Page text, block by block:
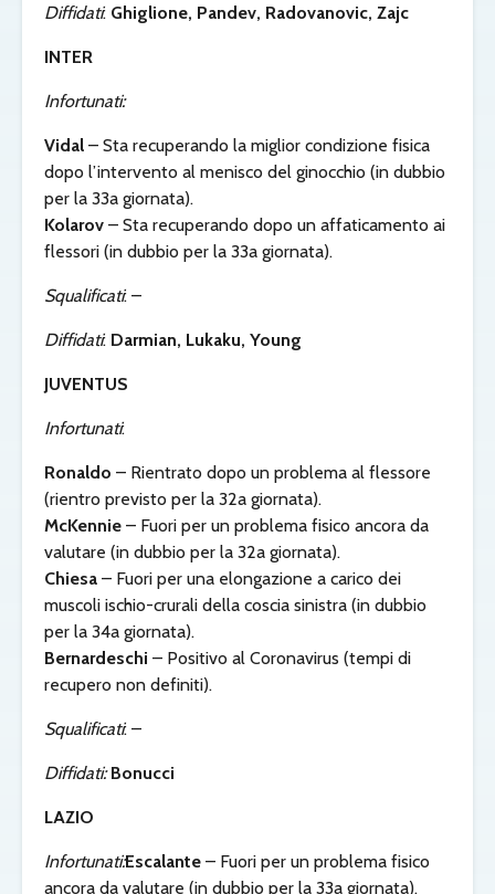
Diffidati: Ghiglione, Pandev, Radovanovic, Zajc
INTER
Infortunati:
Vidal – Sta recuperando la miglior condizione fisica
dopo l’intervento al menisco del ginocchio (in dubbio
per la 33a giornata).
Kolarov – Sta recuperando dopo un affaticamento ai
flessori (in dubbio per la 33a giornata).
Squalificati: –
Diffidati: Darmian, Lukaku, Young
JUVENTUS
Infortunati:
Ronaldo – Rientrato dopo un problema al flessore
(rientro previsto per la 32a giornata).
McKennie – Fuori per un problema fisico ancora da
valutare (in dubbio per la 32a giornata).
Chiesa – Fuori per una elongazione a carico dei
muscoli ischio-crurali della coscia sinistra (in dubbio
per la 34a giornata).
Bernardeschi – Positivo al Coronavirus (tempi di
recupero non definiti).
Squalificati: –
Diffidati:Bonucci
LAZIO
Infortunati:Escalante – Fuori per un problema fisico
ancora da valutare (in dubbio per la 33a giornata).